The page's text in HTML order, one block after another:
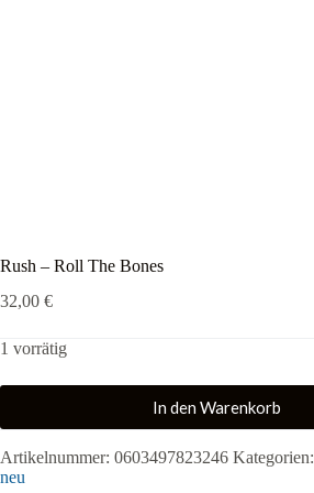
Rush – Roll The Bones
32,00 €
1 vorrätig
In den Warenkorb
Artikelnummer: 0603497823246 Kategorien:
neu